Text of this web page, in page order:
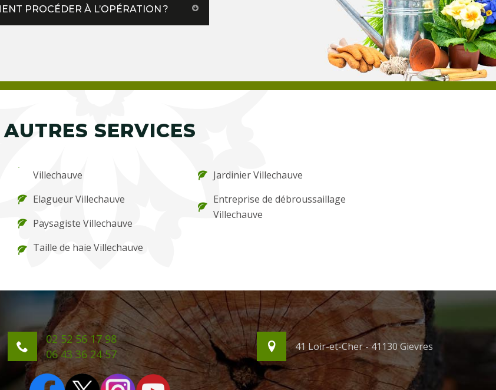
PROCÉDER À L’OPÉRATION ?
AUTRES SERVICES
Villechauve
Elagueur Villechauve
Paysagiste Villechauve
Taille de haie Villechauve
Jardinier Villechauve
Entreprise de débroussaillage
Villechauve
02 52 56 17 98
06 43 36 24 57
41 Loir-et-Cher - 41130 Gievres